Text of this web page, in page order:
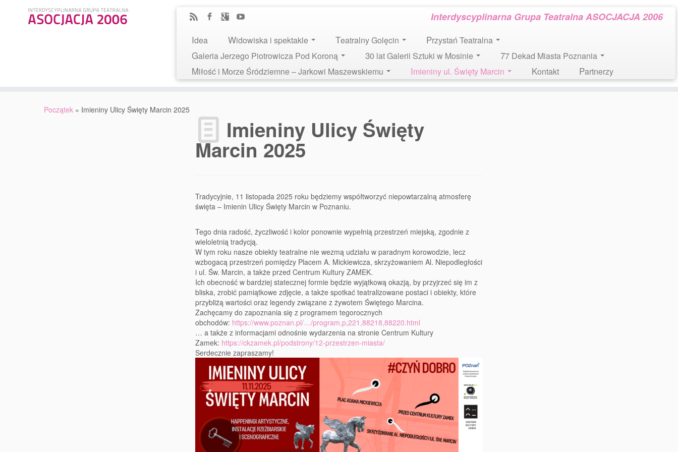
Interdyscyplinarna Grupa Teatralna ASOCJACJA 2006
Idea Widowiska i spektakle Teatralny Golęcin
Przystań Teatralna
Galeria Jerzego Piotrowicza Pod Koroną
30 lat Galerii Sztuki w Mosinie
77 Dekad Miasta Poznania
Miłość i Morze Śródziemne – Jarkowi Maszewskiemu
Imieniny ul. Święty Marcin Kontakt Partnerzy
Początek » Imieniny Ulicy Święty Marcin 2025
Imieniny Ulicy Święty
Marcin 2025
Tradycyjnie, 11 listopada 2025 roku będziemy współtworzyć niepowtarzalną atmosferę
święta – Imienin Ulicy Święty Marcin w Poznaniu.
Tego dnia radość, życzliwość i kolor ponownie wypełnią przestrzeń miejską, zgodnie z
wieloletnią tradycją.
W tym roku nasze obiekty teatralne nie wezmą udziału w paradnym korowodzie, lecz
wzbogacą przestrzeń pomiędzy Placem A. Mickiewicza, skrzyżowaniem Al. Niepodległości
i ul. Św. Marcin, a także przed Centrum Kultury ZAMEK.
Ich obecność w bardziej statecznej formie będzie wyjątkową okazją, by przyjrzeć się im z
bliska, zrobić pamiątkowe zdjęcie, a także spotkać teatralizowane postaci i obiekty, które
przybliżą wartości oraz legendy związane z żywotem Świętego Marcina.
Zachęcamy do zapoznania się z programem tegorocznych
obchodów: https://www.poznan.pl/…/program,p,221,88218,88220.html
… a także z informacjami odnośnie wydarzenia na stronie Centrum Kultury
Zamek: https://ckzamek.pl/podstrony/12-przestrzen-miasta/
Serdecznie zapraszamy!